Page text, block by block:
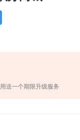
送一个期限升级服务